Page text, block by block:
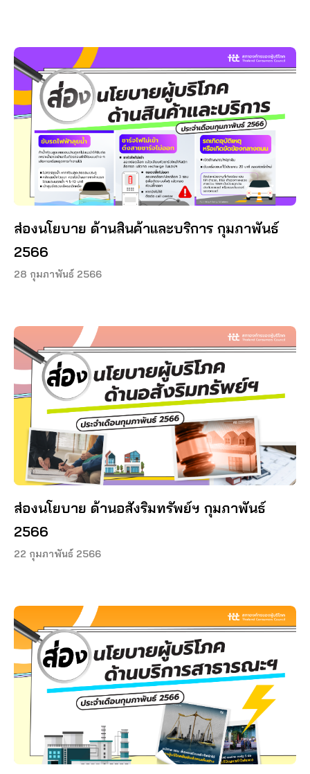
ส่องนโยบาย ด้านสินค้าและบริการ กุมภาพันธ์
2566
28 กุมภาพันธ์ 2566
ส่องนโยบาย ด้านอสังริมทรัพย์ฯ กุมภาพันธ์
2566
22 กุมภาพันธ์ 2566